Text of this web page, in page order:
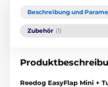
Beschreibung und
Zubehör (1)
Reedog EasyFlap Mini +